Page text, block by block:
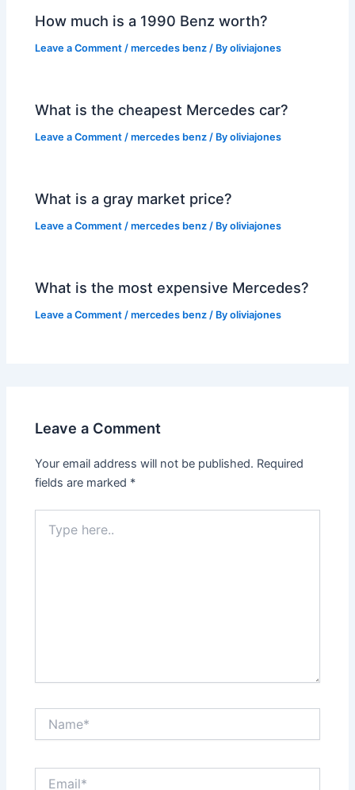
How much is a 1990 Benz worth?
Leave a Comment /mercedes benz / Byoliviajones
What is the cheapest Mercedes car?
Leave a Comment /mercedes benz / Byoliviajones
What is a gray market price?
Leave a Comment /mercedes benz / Byoliviajones
What is the most expensive Mercedes?
Leave a Comment /mercedes benz / Byoliviajones
Leave a Comment
Your email address will not be published. Required
fields are marked *
here..